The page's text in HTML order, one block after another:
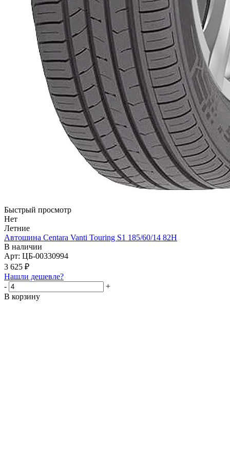
Быстрый просмотр
Нет
Летние
Автошина Centara Vanti Touring S1 185/60/14 82H
В наличии
Арт: ЦБ-00330994
3 625 ₽
Нашли дешевле?
-
+
В корзину